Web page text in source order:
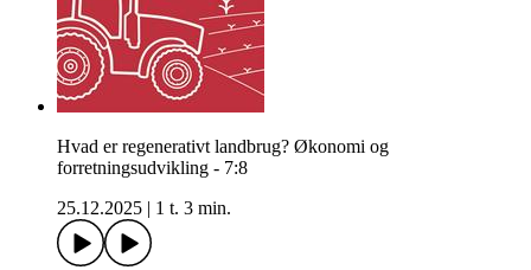
Hvad er regenerativt landbrug? Økonomi og
forretningsudvikling - 7:8
25.12.2025
1 t. 3 min.